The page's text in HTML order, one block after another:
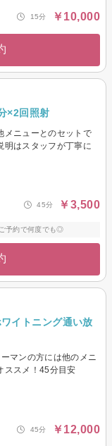
15分 ￥10,000
×2回照射
メニューとのセットで
明はスタッフが丁寧に
45分 ￥3,500
予約で何度でも◎
イトニング通い放
マンの方には他のメニ
ススメ！45分目安
45分 ￥12,000